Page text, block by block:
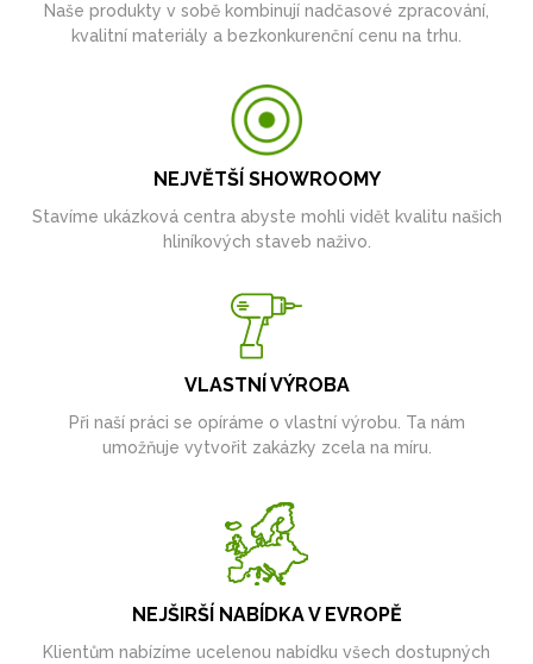
Naše produkty v sobě kombinují nadčasové zpracování,
kvalitní materiály a bezkonkurenční cenu na trhu.
NEJVĚTŠÍ SHOWROOMY
Stavíme ukázková centra abyste mohli vidět kvalitu našich
hliníkových staveb naživo.
VLASTNÍ VÝROBA
Při naší práci se opíráme o vlastní výrobu. Ta nám
umožňuje vytvořit zakázky zcela na míru.
NEJŠIRŠÍ NABÍDKA V EVROPĚ
Klientům nabízíme ucelenou nabídku všech dostupných